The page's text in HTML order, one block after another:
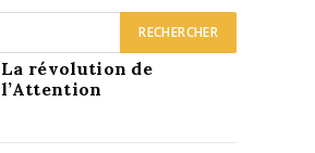
La révolution de
l’Attention